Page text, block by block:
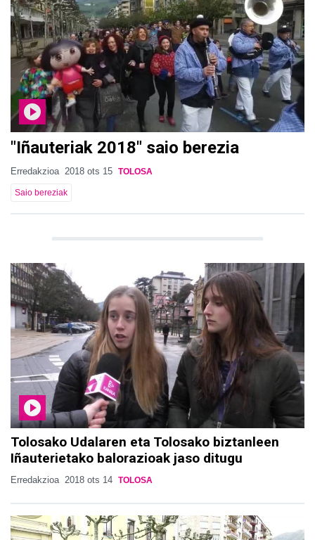
"Iñauteriak 2018" saio berezia
Erredakzioa 2018 ots 15 TOLOSA
Saio bereziak
Tolosako Udalaren eta Tolosako biztanleen
Iñauterietako balorazioak jaso ditugu
Erredakzioa 2018 ots 14 TOLOSA